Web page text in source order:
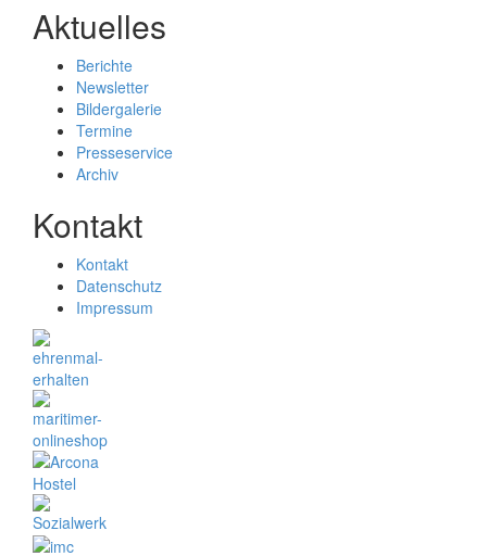
Aktuelles
Berichte
Newsletter
Bildergalerie
Termine
Presseservice
Archiv
Kontakt
Kontakt
Datenschutz
Impressum